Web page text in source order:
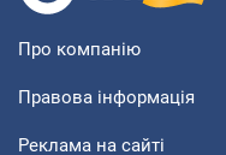
Про компанію
Правова інформація
Реклама на сайті